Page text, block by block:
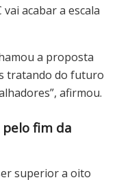
vai acabar a escala
a proposta
tratando do futuro
afirmou.
pelo fim da
superior a oito